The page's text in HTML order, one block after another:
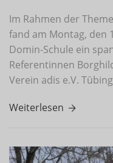
Im Rahmen der
fand am Montag, den
Domin-Schule ein
Referentinnen
Verein adis e.V.
Weiterlesen